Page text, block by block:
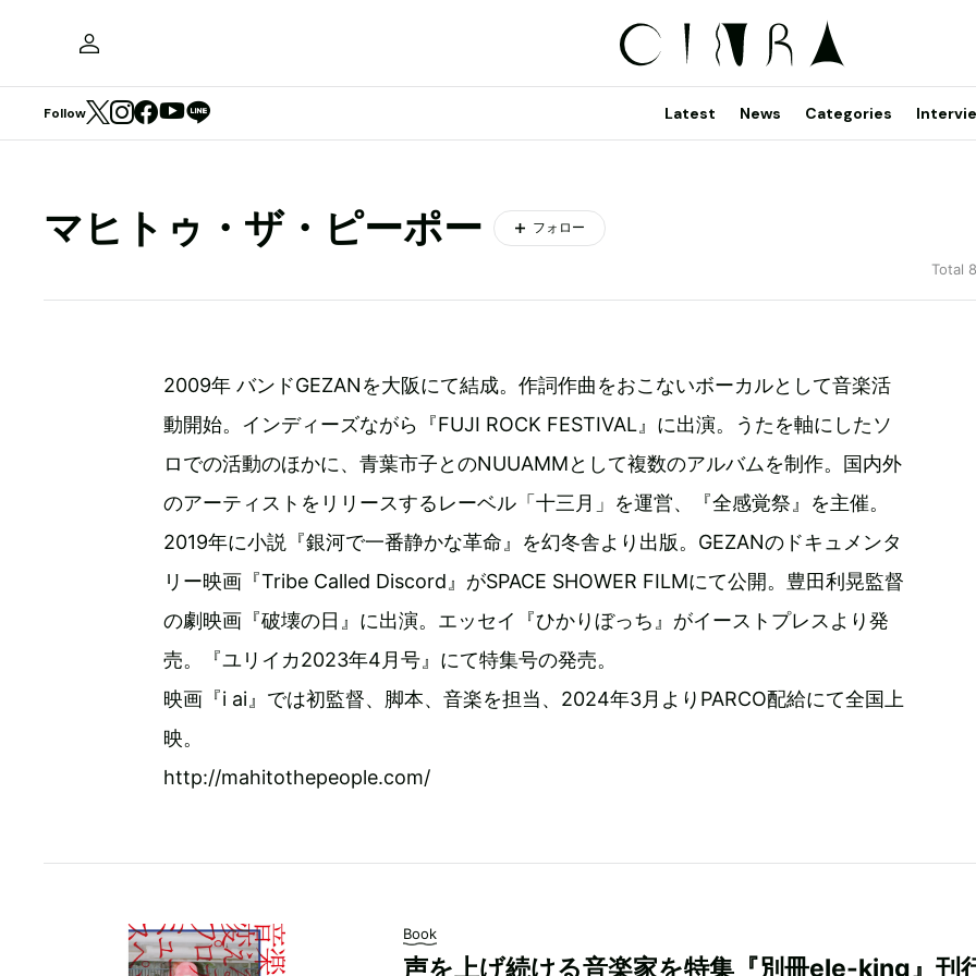
Follow Latest News Categories
マヒトゥ・ザ・ピーポー フォロー
Total
2009年 バンドGEZANを大阪にて結成。作詞作曲をおこないボーカルとして音楽活
動開始。インディーズながら『FUJI ROCK FESTIVAL』に出演。うたを軸にしたソ
ロでの活動のほかに、青葉市子とのNUUAMMとして複数のアルバムを制作。国内外
のアーティストをリリースするレーベル「十三月」を運営、『全感覚祭』を主催。
2019年に小説『銀河で一番静かな革命』を幻冬舎より出版。GEZANのドキュメンタ
リー映画『Tribe Called Discord』がSPACE SHOWER FILMにて公開。豊田利晃監督
の劇映画『破壊の日』に出演。エッセイ『ひかりぼっち』がイーストプレスより発
売。『ユリイカ2023年4月号』にて特集号の発売。
映画『i ai』では初監督、脚本、音楽を担当、2024年3月よりPARCO配給にて全国上
映。
http://mahitothepeople.com/
Book
声を上げ続ける音楽家を特集『別冊ele-king』刊